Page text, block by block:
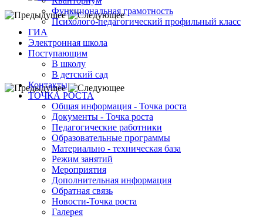
Функциональная грамотность
Психолого-педагогический профильный класс
ГИА
Электронная школа
Поступающим
В школу
В детский сад
Контакты
ТОЧКА РОСТА
Общая информация - Точка роста
Документы - Точка роста
Педагогические работники
Образовательные программы
Материально - техническая база
Режим занятий
Мероприятия
Дополнительная информация
Обратная связь
Новости-Точка роста
Галерея